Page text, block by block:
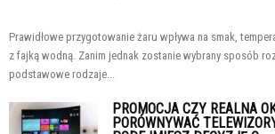
Prawidłowe przygotowanie żaru wpływa na smak,
z fajką wodną. Zanim jednak zostanie wybrany sposób
podstawowe rodzaje...
PROMOCJA CZY REALNA
PORÓWNYWAĆ